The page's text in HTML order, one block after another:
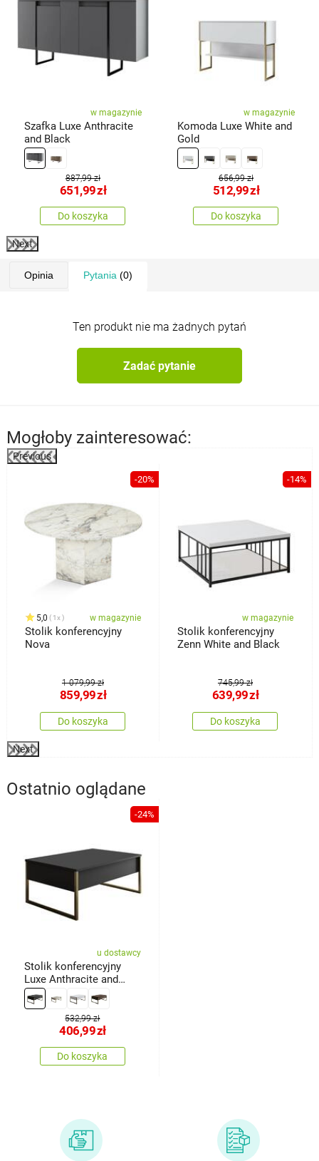
w magazynie
Szafka Luxe Anthracite
and Black
887,99 zł
651,99zł
Do koszyka
w magazynie
Komoda Luxe White and
Gold
656,99 zł
512,99zł
Do koszyka
Next
Opinia Pytania (0)
Ten produkt nie ma żadnych pytań
Zadać pytanie
Mogłoby zainteresować:
Previous
-20%
5,0 1x w magazynie
Stolik konferencyjny
Nova
1 079,99 zł
859,99zł
Do koszyka
-14%
w magazynie
Stolik konferencyjny
Zenn White and Black
745,99 zł
639,99zł
Do koszyka
Next
Ostatnio oglądane
-24%
u dostawcy
Stolik konferencyjny
Luxe Anthracite and
Gold
532,99 zł
406,99zł
Do koszyka